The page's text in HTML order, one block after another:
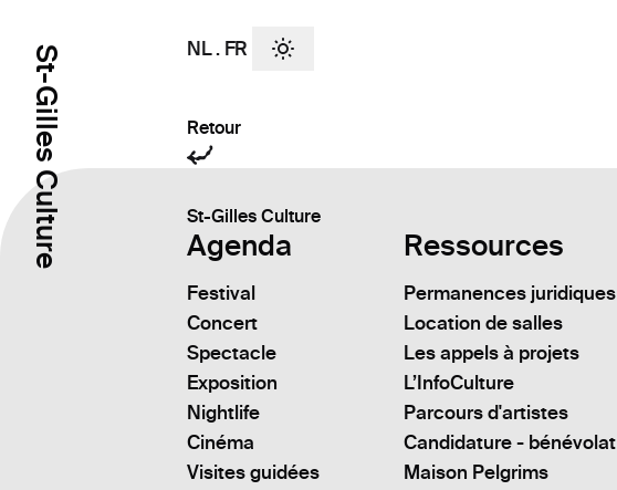
St-Gilles Culture NL . FR
Retour
St-Gilles Culture
Agenda
Festival
Concert
Spectacle
Exposition
Nightlife
Cinéma
Visites guidées
Ressources
Permanences juridiques
Location de salles
Les appels à projets
L’InfoCulture
Parcours d'artistes
Candidature - bénévolat
Maison Pelgrims